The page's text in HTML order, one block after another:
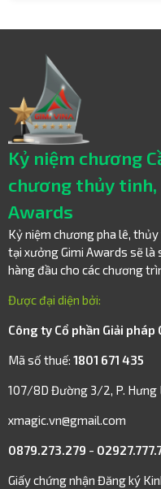
Kỷ niệm chương
chương thủy tinh,
Awards
Kỷ niệm chương pha lê,
tại xưởng Gimi Awards sẽ là
hàng đầu cho các chương
Được đại diện bởi:
Công ty Cổ phần Giải pháp
Mã số thuế: 1801 671 435
107/8D Đường 3/2, P. Hưng
xmagic.vn@gmail.com
0879.273.279 -
Giấy chứng nhận Đăng ký